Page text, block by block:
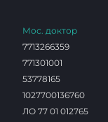
Мос. доктор
7713266359
771301001
53778165
1027700136760
ЛО 77 01 012765